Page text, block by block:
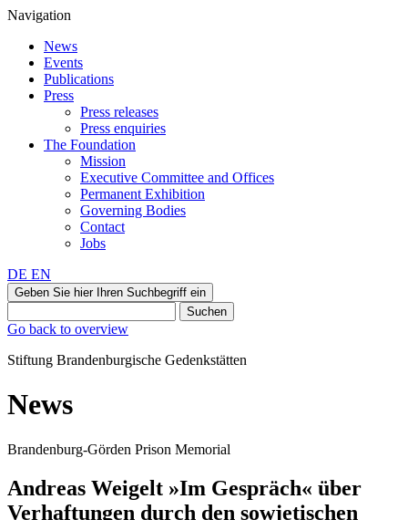
Navigation
News
Events
Publications
Press
Press releases
Press enquiries
The Foundation
Mission
Executive Committee and Offices
Permanent Exhibition
Governing Bodies
Contact
Jobs
DE EN
Geben Sie hier Ihren Suchbegriff ein
Suchen
Go back to overview
Stiftung Brandenburgische Gedenkstätten
News
Brandenburg-Görden Prison Memorial
Andreas Weigelt »Im Gespräch« über
Verhaftungen durch den sowjetischen